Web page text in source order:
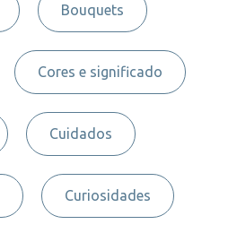
Bouquets
Cores e significado
Cuidados
Curiosidades